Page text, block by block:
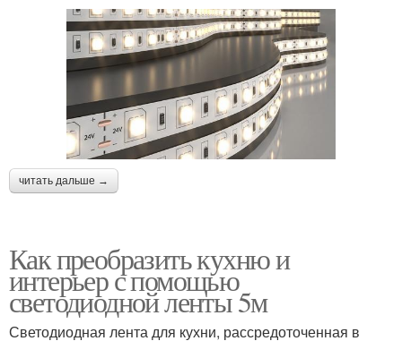
читать дальше →
Как преобразить кухню и
интерьер с помощью
светодиодной ленты 5м
Светодиодная лента для кухни, рассредоточенная в